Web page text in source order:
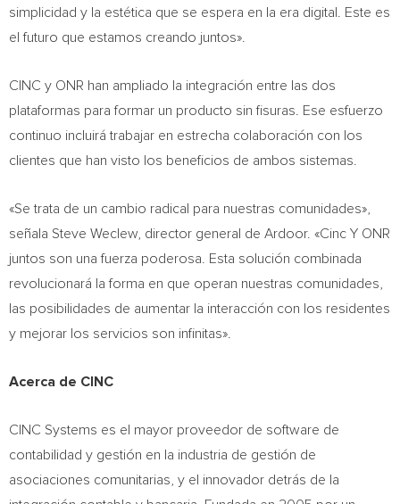
simplicidad y la estética que se espera en la era digital. Este es
el futuro que estamos creando juntos».
CINC y ONR han ampliado la integración entre las dos
plataformas para formar un producto sin fisuras. Ese esfuerzo
continuo incluirá trabajar en estrecha colaboración con los
clientes que han visto los beneficios de ambos sistemas.
«Se trata de un cambio radical para nuestras comunidades»,
señala Steve Weclew , director general de Ardoor. «Cinc Y ONR
juntos son una fuerza poderosa. Esta solución combinada
revolucionará la forma en que operan nuestras comunidades,
las posibilidades de aumentar la interacción con los residentes
y mejorar los servicios son infinitas».
Acerca de CINC
CINC Systems es el mayor proveedor de software de
contabilidad y gestión en la industria de gestión de
asociaciones comunitarias, y el innovador detrás de la